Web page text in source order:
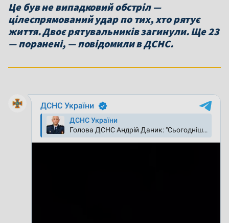
Це був не випадковий обстріл —
цілеспрямований удар по тих, хто рятує
життя. Двоє рятувальників загинули. Ще 23
— поранені, — повідомили в ДСНС.